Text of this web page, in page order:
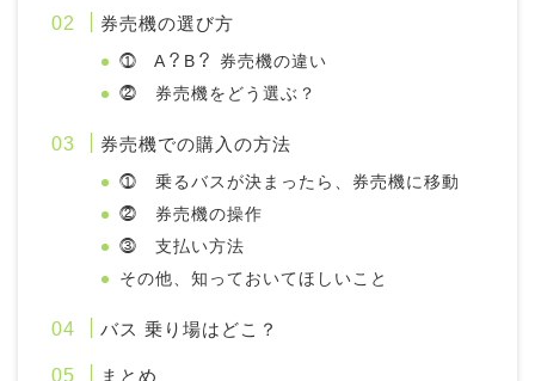
券売機の選び方
⓵ A？B？ 券売機の違い
⓶ 券売機をどう選ぶ？
券売機での購入の方法
⓵ 乗るバスが決まったら、券売機に移動
⓶ 券売機の操作
⓷ 支払い方法
その他、知っておいてほしいこと
バス 乗り場はどこ？
まとめ